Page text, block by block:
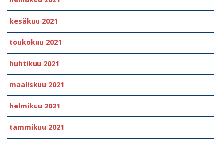
kesäkuu 2021
toukokuu 2021
huhtikuu 2021
maaliskuu 2021
helmikuu 2021
tammikuu 2021